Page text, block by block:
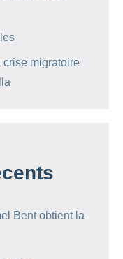
crise migratoire
Bent obtient la